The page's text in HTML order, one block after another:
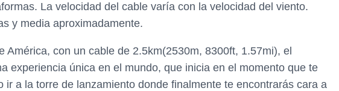
La velocidad del cable varía con la velocidad del viento.
y media aproximadamente.
América, con un cable de 2.5km(2530m, 8300ft, 1.57mi), el
experiencia única en el mundo, que inicia en el momento que te
a la torre de lanzamiento donde finalmente te encontrarás cara a